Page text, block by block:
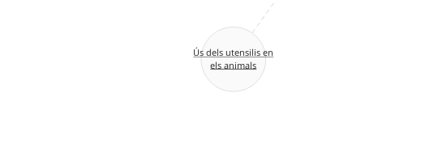
Ús dels utensilis en
els animals